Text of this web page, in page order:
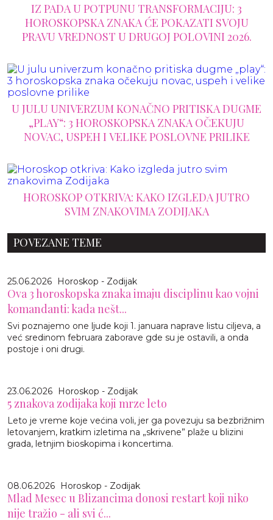
IZ PADA U POTPUNU TRANSFORMACIJU: 3
HOROSKOPSKA ZNAKA ĆE POKAZATI SVOJU
PRAVU VREDNOST U DRUGOJ POLOVINI 2026.
U JULU UNIVERZUM KONAČNO PRITISKA DUGME
„PLAY“: 3 HOROSKOPSKA ZNAKA OČEKUJU
NOVAC, USPEH I VELIKE POSLOVNE PRILIKE
HOROSKOP OTKRIVA: KAKO IZGLEDA JUTRO
SVIM ZNAKOVIMA ZODIJAKA
POVEZANE TEME
25.06.2026 Horoskop - Zodijak
Ova 3 horoskopska znaka imaju disciplinu kao vojni
komandanti: kada nešt...
Svi poznajemo one ljude koji 1. januara naprave listu ciljeva, a
već sredinom februara zaborave gde su je ostavili, a onda
postoje i oni drugi.
23.06.2026 Horoskop - Zodijak
5 znakova zodijaka koji mrze leto
Leto je vreme koje većina voli, jer ga povezuju sa bezbrižnim
letovanjem, kratkim izletima na „skrivene” plaže u blizini
grada, letnjim bioskopima i koncertima.
08.06.2026 Horoskop - Zodijak
Mlad Mesec u Blizancima donosi restart koji niko
nije tražio - ali svi ć...